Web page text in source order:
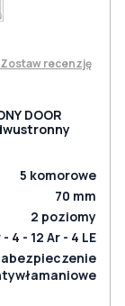
Zostaw recenzję
DOOR
5 komorowe
70 mm
2 poziomy
- 4 - 12 Ar - 4 LE